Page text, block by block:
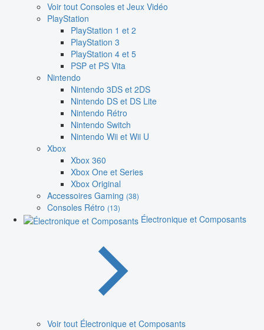
Voir tout Consoles et Jeux Vidéo
PlayStation
PlayStation 1 et 2
PlayStation 3
PlayStation 4 et 5
PSP et PS Vita
Nintendo
Nintendo 3DS et 2DS
Nintendo DS et DS Lite
Nintendo Rétro
Nintendo Switch
Nintendo Wii et Wii U
Xbox
Xbox 360
Xbox One et Series
Xbox Original
Accessoires Gaming (38)
Consoles Rétro (13)
Électronique et Composants
Voir tout Électronique et Composants